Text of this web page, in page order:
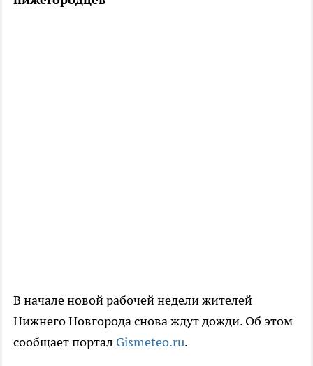
В начале новой рабочей недели жителей
Нижнего Новгорода снова ждут дожди. Об этом
сообщает портал Gismeteo.ru.